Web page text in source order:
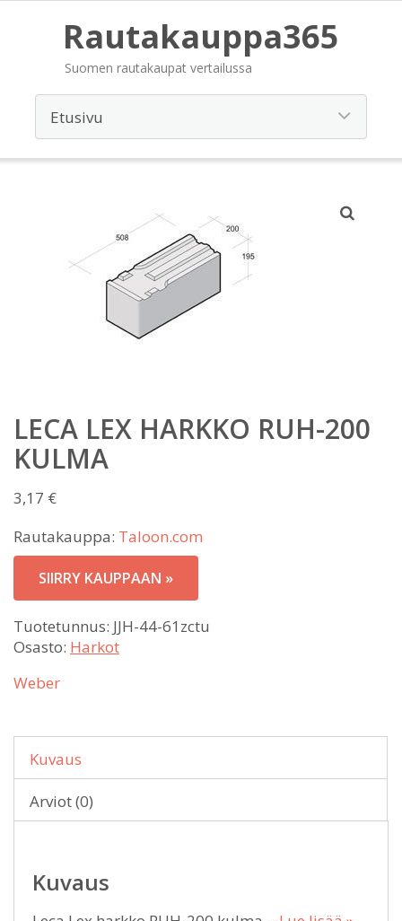
Rautakauppa365
Suomen rautakaupat vertailussa
LECA LEX HARKKO RUH-200
KULMA
3,17 €
Rautakauppa: Taloon.com
SIIRRY KAUPPAAN »
Tuotetunnus: JJH-44-61zctu
Osasto: Harkot
Weber
Kuvaus
Arviot (0)
Kuvaus